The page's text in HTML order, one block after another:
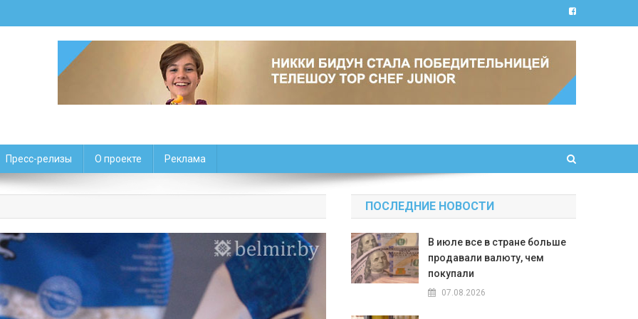
Пресс-релизы О проекте Реклама
ПОСЛЕДНИЕ НОВОСТИ
В июле все в стране больше
продавали валюту, чем
покупали
07.08.2026